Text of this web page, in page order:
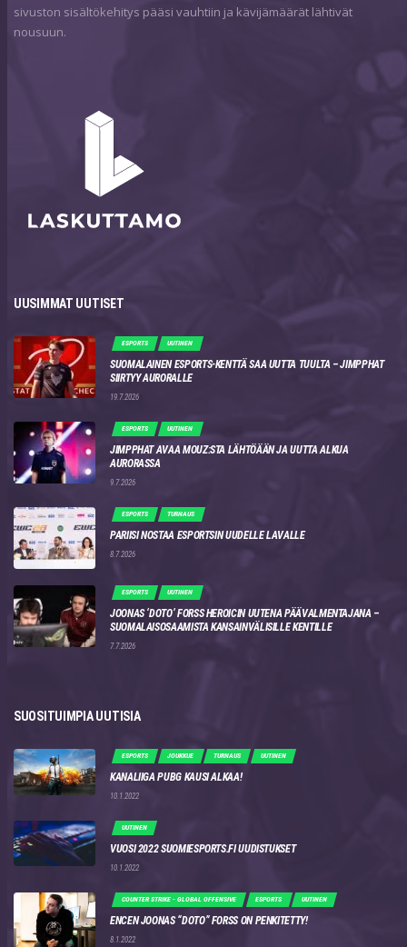
sivuston sisältökehitys pääsi vauhtiin ja kävijämäärät lähtivät
nousuun.
UUSIMMAT UUTISET
ESPORTS UUTINEN
SUOMALAINEN ESPORTS-KENTTÄ SAA UUTTA TUULTA – JIMPPHAT
SIIRTYY AURORALLE
19.7.2026
ESPORTS UUTINEN
JIMPPHAT AVAA MOUZ:STA LÄHTÖÄÄN JA UUTTA ALKUA
AURORASSA
9.7.2026
ESPORTS TURNAUS
PARIISI NOSTAA ESPORTSIN UUDELLE LAVALLE
8.7.2026
ESPORTS UUTINEN
JOONAS ‘DOTO’ FORSS HEROICIN UUTENA PÄÄVALMENTAJANA –
SUOMALAISOSAAMISTA KANSAINVÄLISILLE KENTILLE
7.7.2026
SUOSITUIMPIA UUTISIA
ESPORTS JOUKKUE TURNAUS UUTINEN
KANALIIGA PUBG KAUSI ALKAA!
10.1.2022
UUTINEN
VUOSI 2022 SUOMIESPORTS.FI UUDISTUKSET
10.1.2022
COUNTER STRIKE - GLOBAL OFFENSIVE ESPORTS UUTINEN
ENCEN JOONAS “DOTO” FORSS ON PENKITETTY!
8.1.2022